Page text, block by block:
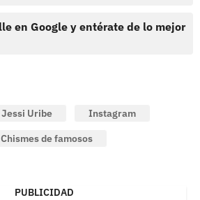
en Google y entérate de lo mejor
Jessi Uribe
Instagram
Chismes de famosos
PUBLICIDAD